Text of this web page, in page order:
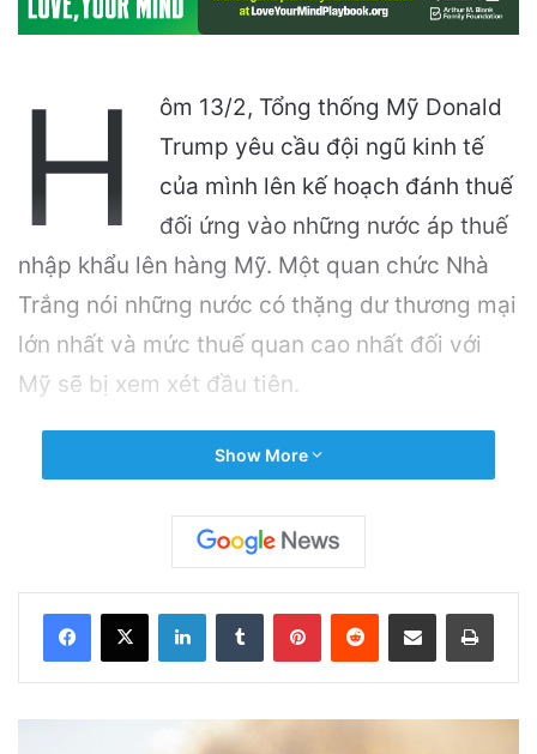
H
ôm 13/2, Tổng thống Mỹ Donald
Trump yêu cầu đội ngũ kinh tế
của mình lên kế hoạch đánh thuế
đối ứng vào những nước áp thuế
nhập khẩu lên hàng Mỹ. Một quan chức Nhà
Trắng nói những nước có thặng dư thương mại
lớn nhất và mức thuế quan cao nhất đối với
Mỹ sẽ bị xem xét đầu tiên.
Ứng cử viên nhà vượt qua cuộc bầu cử sơ bộ,
đánh bại người được Trump ủng hộ dù đã
6 hours ago
Phân Tích Cuộc Đua Giữa El-Sayed và
Show More
LinkedInTumblr PinterestReddit Share via Email Print